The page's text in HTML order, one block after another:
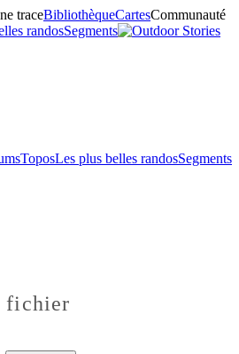
traceBibliothèqueCartesCommunauté
randosSegments
ToposLes plus belles randosSegments
fichier